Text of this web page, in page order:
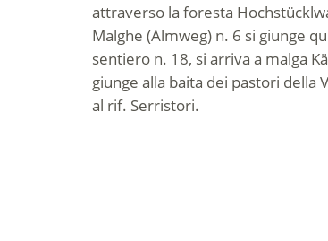
attraverso la foresta
Malghe (Almweg) n. 6 si giunge
sentiero n. 18, si arriva a malga
giunge alla baita dei pastori della
al rif. Serristori.